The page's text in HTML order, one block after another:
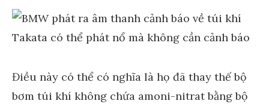
Điều này có thể có nghĩa là họ đã thay thế bộ
bơm túi khí không chứa amoni-nitrat bằng bộ